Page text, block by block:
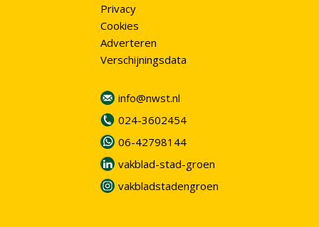
Privacy
Cookies
Adverteren
Verschijningsdata
info@nwst.nl
024-3602454
06-42798144
vakblad-stad-groen
vakbladstadengroen